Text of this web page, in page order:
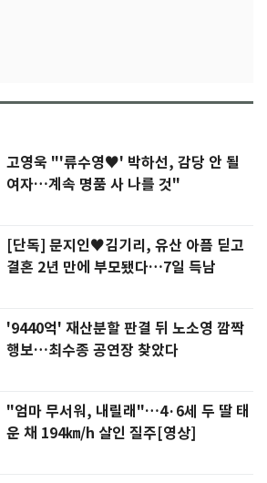
고영욱 "'류수영♥' 박하선, 감당 안 될
여자…계속 명품 사 나를 것"
[단독] 문지인♥김기리, 유산 아픔 딛고
결혼 2년 만에 부모됐다…7일 득남
'9440억' 재산분할 판결 뒤 노소영 깜짝
행보…최수종 공연장 찾았다
"엄마 무서워, 내릴래"…4·6세 두 딸 태
운 채 194㎞/h 살인 질주[영상]